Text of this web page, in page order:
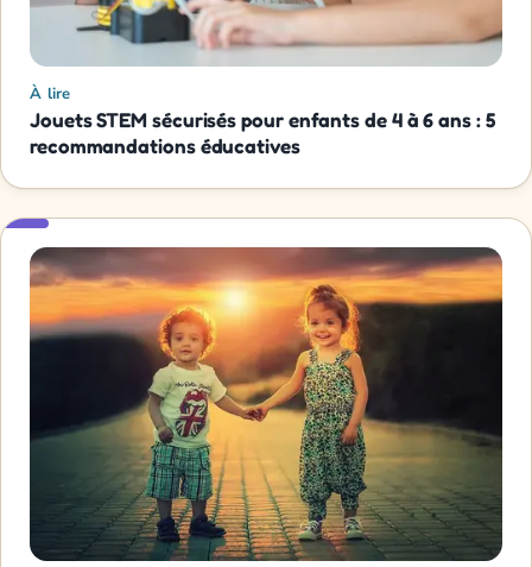
À lire
Jouets STEM sécurisés pour enfants de 4 à 6 ans : 5
recommandations éducatives